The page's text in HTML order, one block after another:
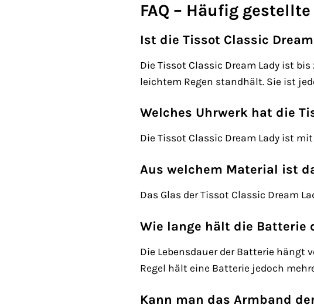
FAQ – Häufig
Ist die Tissot Classic
Die Tissot Classic Dream Lady ist
leichtem Regen standhält. Sie ist
Welches Uhrwerk hat die
Die Tissot Classic Dream Lady ist
Aus welchem Material ist
Das Glas der Tissot Classic Dream
Wie lange hält die Batterie
Die Lebensdauer der Batterie hängt
Regel hält eine Batterie jedoch
Kann man das Armband